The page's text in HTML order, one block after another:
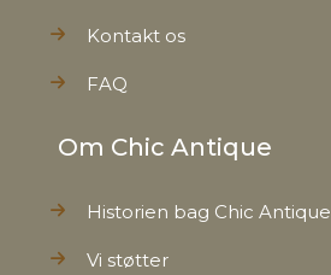
Kontakt os
FAQ
Om Chic Antique
Historien bag Chic Antique
Vi støtter